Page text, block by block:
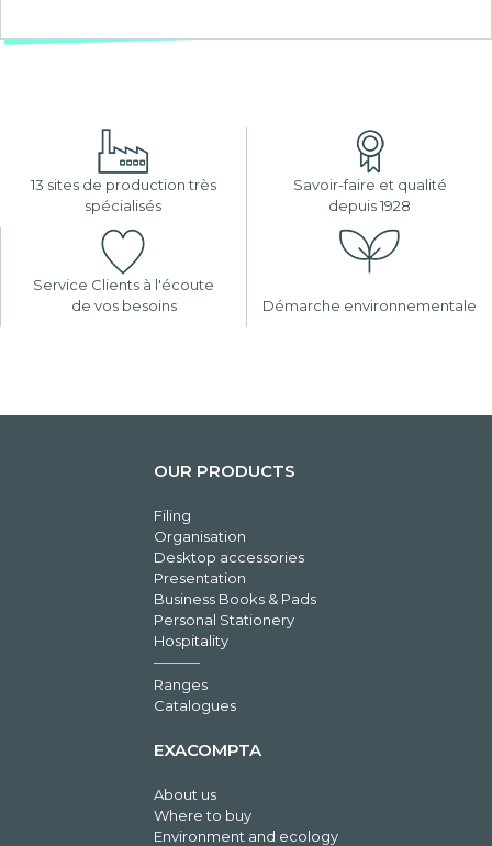
13 sites de production très
spécialisés
Savoir-faire et qualité
depuis 1928
Service Clients à l'écoute
de vos besoins
Démarche environnementale
OUR PRODUCTS
Filing
Organisation
Desktop accessories
Presentation
Business Books & Pads
Personal Stationery
Hospitality
Ranges
Catalogues
EXACOMPTA
About us
Where to buy
Environment and ecology